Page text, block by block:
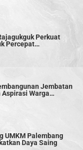
Perkuat
Percepat
Jembatan
Warga
UMKM Palembang
Daya Saing